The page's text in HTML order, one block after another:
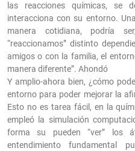
las reacciones químicas, se
interacciona con su entorno.
manera cotidiana, podría
“reaccionamos” distinto
amigos o con la familia, el
manera diferente”. Ahondó
Y amplio-ahora bien, ¿cómo
entorno para poder mejorar la
Esto no es tarea fácil, en la
empleó la simulación
forma su pueden “ver” los
entendimiento fundamental